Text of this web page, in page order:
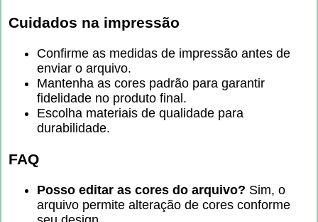
Cuidados na impressão
Confirme as medidas de impressão antes de
enviar o arquivo.
Mantenha as cores padrão para garantir
fidelidade no produto final.
Escolha materiais de qualidade para
durabilidade.
FAQ
Posso editar as cores do arquivo? Sim, o
arquivo permite alteração de cores conforme